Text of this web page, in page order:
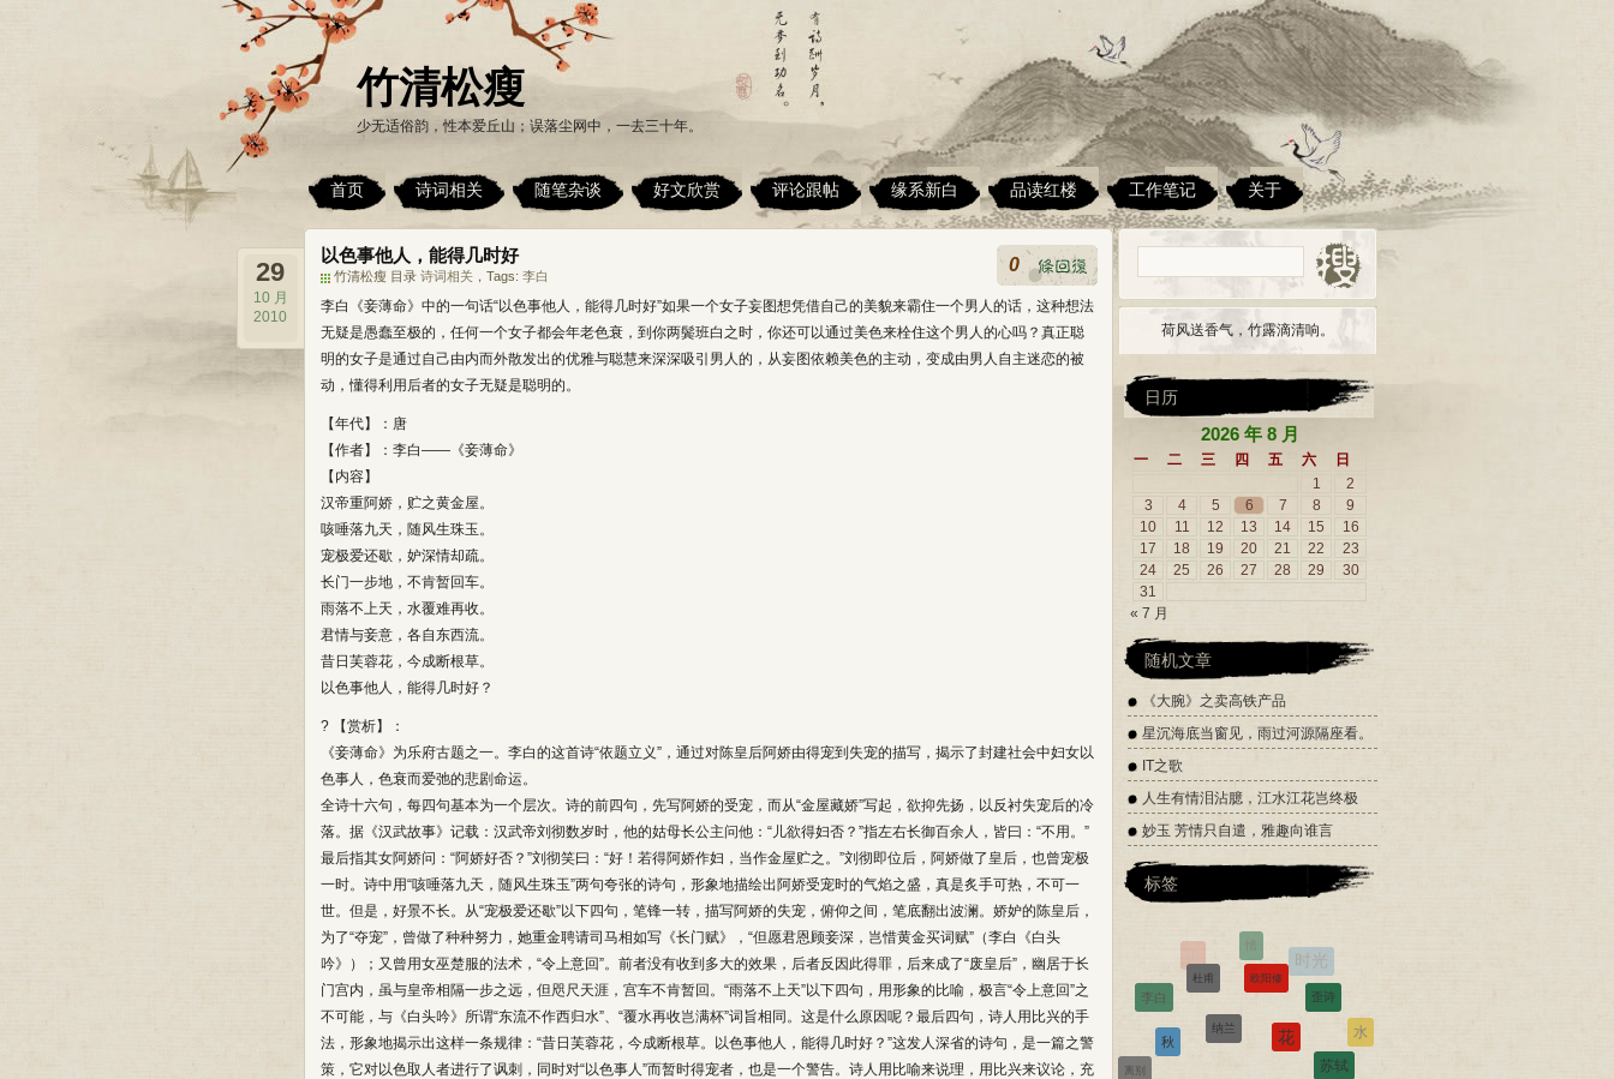
竹清松瘦
少无适俗韵，性本爱丘山；误落尘网中，一去三十年。
首页 诗词相关 随笔杂谈 好文欣赏 评论跟帖 缘系新白 品读红楼 工作笔记 关于
以色事他人，能得几时好
竹清松瘦 目录 诗词相关 ，Tags: 李白
29
10 月
2010
0
李白《妾薄命》中的一句话“以色事他人，能得几时好”如果一个女子妄图想凭借自己的美貌来霸住一个男人的话，这种想法
无疑是愚蠢至极的，任何一个女子都会年老色衰，到你两鬓班白之时，你还可以通过美色来栓住这个男人的心吗？真正聪
明的女子是通过自己由内而外散发出的优雅与聪慧来深深吸引男人的，从妄图依赖美色的主动，变成由男人自主迷恋的被
动，懂得利用后者的女子无疑是聪明的。
【年代】：唐
【作者】：李白——《妾薄命》
【内容】
汉帝重阿娇，贮之黄金屋。
咳唾落九天，随风生珠玉。
宠极爱还歇，妒深情却疏。
长门一步地，不肯暂回车。
雨落不上天，水覆难再收。
君情与妾意，各自东西流。
昔日芙蓉花，今成断根草。
以色事他人，能得几时好？
? 【赏析】：
《妾薄命》为乐府古题之一。李白的这首诗“依题立义”，通过对陈皇后阿娇由得宠到失宠的描写，揭示了封建社会中妇女以
色事人，色衰而爱弛的悲剧命运。
全诗十六句，每四句基本为一个层次。诗的前四句，先写阿娇的受宠，而从“金屋藏娇”写起，欲抑先扬，以反衬失宠后的冷
落。据《汉武故事》记载：汉武帝刘彻数岁时，他的姑母长公主问他：“儿欲得妇否？”指左右长御百余人，皆曰：“不用。”
最后指其女阿娇问：“阿娇好否？”刘彻笑曰：“好！若得阿娇作妇，当作金屋贮之。”刘彻即位后，阿娇做了皇后，也曾宠极
一时。诗中用“咳唾落九天，随风生珠玉”两句夸张的诗句，形象地描绘出阿娇受宠时的气焰之盛，真是炙手可热，不可一
世。但是，好景不长。从“宠极爱还歇”以下四句，笔锋一转，描写阿娇的失宠，俯仰之间，笔底翻出波澜。娇妒的陈皇后，
为了“夺宠”，曾做了种种努力，她重金聘请司马相如写《长门赋》，“但愿君恩顾妾深，岂惜黄金买词赋”（李白《白头
吟》）；又曾用女巫楚服的法术，“令上意回”。前者没有收到多大的效果，后者反因此得罪，后来成了“废皇后”，幽居于长
门宫内，虽与皇帝相隔一步之远，但咫尺天涯，宫车不肯暂回。“雨落不上天”以下四句，用形象的比喻，极言“令上意回”之
不可能，与《白头吟》所谓“东流不作西归水”、“覆水再收岂满杯”词旨相同。这是什么原因呢？最后四句，诗人用比兴的手
法，形象地揭示出这样一条规律：“昔日芙蓉花，今成断根草。以色事他人，能得几时好？”这发人深省的诗句，是一篇之警
策，它对以色取人者进行了讽刺，同时对“以色事人”而暂时得宠者，也是一个警告。诗人用比喻来说理，用比兴来议论，充
荷风送香气，竹露滴清响。
日历
2026 年 8 月
一 二 三 四 五 六
日
1
2
3
4 5 6 7 8
9
10
11 12 13 14 15
16
17
18 19 20 21 22
23
24
25 26 27 28 29
30
31
« 7 月
随机文章
《大腕》之卖高铁产品
星沉海底当窗见，雨过河源隔座看。
IT之歌
人生有情泪沾臆，江水江花岂终极
妙玉 芳情只自遣，雅趣向谁言
标签
李白
杜甫 欧阳修
歪诗
水
离别
苏轼